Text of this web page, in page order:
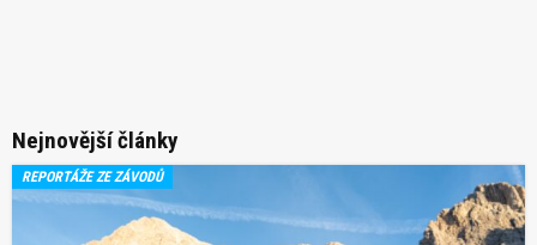
Nejnovější články
REPORTÁŽE ZE ZÁVODŮ